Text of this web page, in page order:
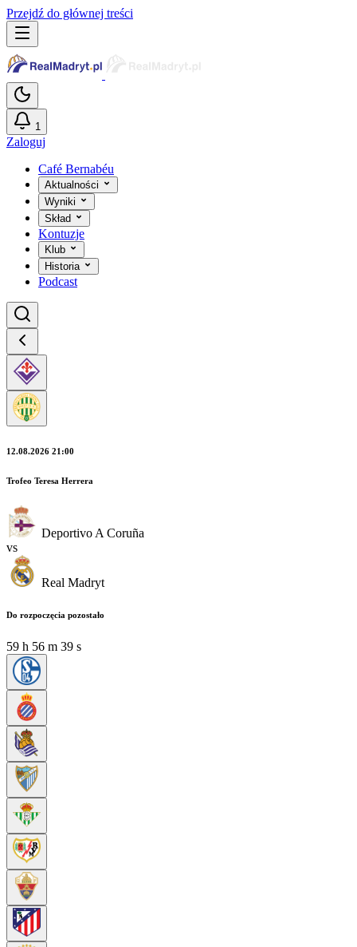
Przejdź do głównej treści
1
Zaloguj
Café Bernabéu
Aktualności
Wyniki
Skład
Kontuzje
Klub
Historia
Podcast
12.08.2026 21:00
Trofeo Teresa Herrera
Deportivo A Coruña
vs
Real Madryt
Do rozpoczęcia pozostało
59 h 56 m 38 s